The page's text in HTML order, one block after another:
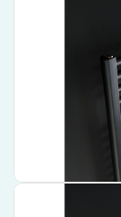
Gefabriceerd
Functionele en
Wit, voor een
Instamat